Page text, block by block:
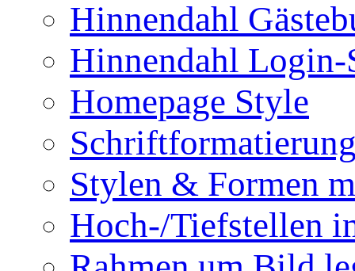
Hinnendahl
Hinnendahl Login-
Homepage Style
Stylen & Formen
Hoch-/Tiefstellen